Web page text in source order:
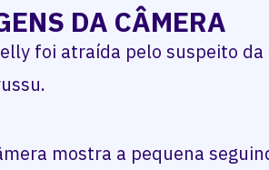
DA CÂMERA
foi atraída pelo suspeito da
mostra a pequena